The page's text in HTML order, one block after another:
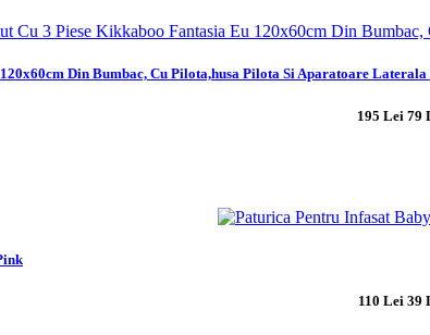
Din Bumbac, Cu Pilota,husa Pilota Si Aparatoare
195 Lei 79
110 Lei39